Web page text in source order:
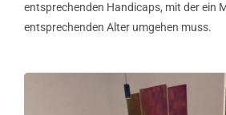
entsprechenden Handicaps, mit der ein
entsprechenden Alter umgehen muss.